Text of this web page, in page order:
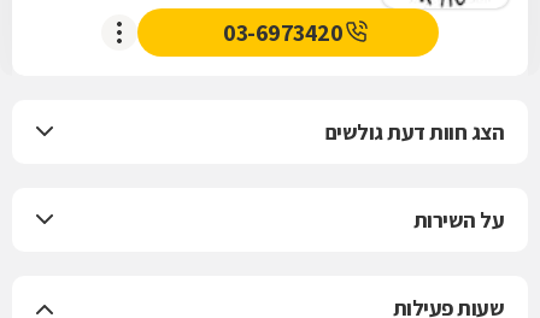
03-6973420
הצג חוות דעת גולשים
על השירות
שעות פעילות